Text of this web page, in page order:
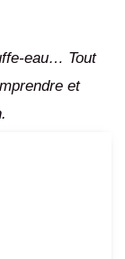
eau… Tout
et